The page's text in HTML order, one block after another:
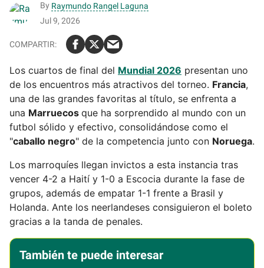
By Raymundo Rangel Laguna
Jul 9, 2026
Los cuartos de final del Mundial 2026 presentan uno
de los encuentros más atractivos del torneo. Francia,
una de las grandes favoritas al título, se enfrenta a
una Marruecos que ha sorprendido al mundo con un
futbol sólido y efectivo, consolidándose como el
"caballo negro" de la competencia junto con Noruega.
Los marroquíes llegan invictos a esta instancia tras
vencer 4-2 a Haití y 1-0 a Escocia durante la fase de
grupos, además de empatar 1-1 frente a Brasil y
Holanda. Ante los neerlandeses consiguieron el boleto
gracias a la tanda de penales.
También te puede interesar